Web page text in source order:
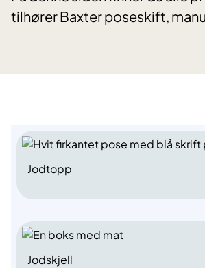
tilhører Baxter poseskift,
Jodtopp
Jodskjell